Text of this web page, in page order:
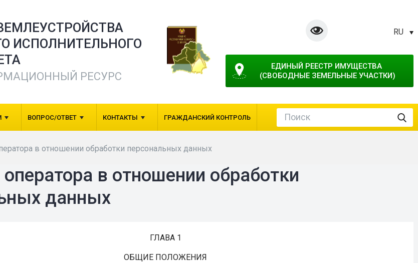
ИСПОЛНИТЕЛЬНОГО
РЕСУРС
RU
ЕДИНЫЙ РЕЕСТР ИМУЩЕСТВА
(СВОБОДНЫЕ ЗЕМЕЛЬНЫЕ УЧАСТКИ)
ВОПРОС/ОТВЕТ КОНТАКТЫ ГРАЖДАНСКИЙ КОНТРОЛЬ
в отношении обработки персональных данных
в отношении обработки
данных
ГЛАВА 1
ОБЩИЕ ПОЛОЖЕНИЯ